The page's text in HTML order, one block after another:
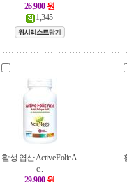
26,900 원
1,345
활성 엽산 Active Folic A
c..
29,900 원